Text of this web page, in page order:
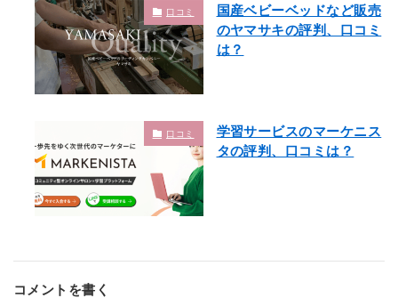
口コミ
国産ベビーベッドなど販売
のヤマサキの評判、口コミ
は？
口コミ
学習サービスのマーケニス
タの評判、口コミは？
コメントを書く